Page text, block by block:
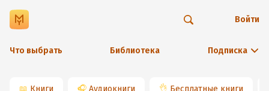
Что выбрать Библиотека Подписка
Войти
📖 Книги 🎧 Аудиокниги 👌 Бесплатные книги